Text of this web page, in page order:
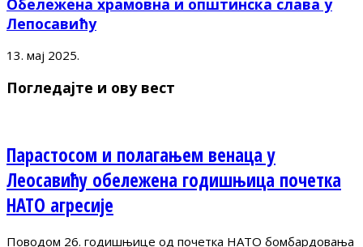
Лепосавићу
13. мај 2025.
Погледајте и ову вест
Парастосом и полагањем венаца у
Леосавићу обележена годишњица почетка
НАТО агресије
Поводом 26. годишњице од почетка НАТО бомбардовања